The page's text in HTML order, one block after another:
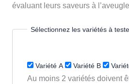
évaluant leurs saveurs à
Sélectionnez les variétés à
Variété A Variété B
Au moins 2 variétés doivent